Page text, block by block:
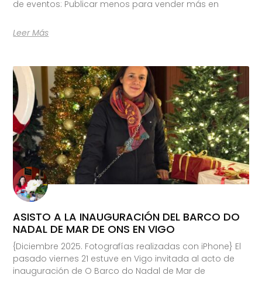
de eventos: Publicar menos para vender más en
Leer Más
ASISTO A LA INAUGURACIÓN DEL BARCO DO
NADAL DE MAR DE ONS EN VIGO
{Diciembre 2025. Fotografías realizadas con iPhone} El
pasado viernes 21 estuve en Vigo invitada al acto de
inauguración de O Barco do Nadal de Mar de